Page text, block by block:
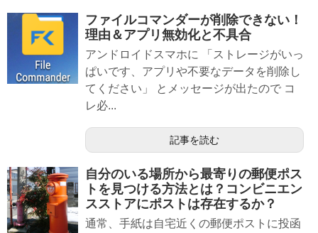
ファイルコマンダーが削除できない！
理由＆アプリ無効化と不具合
アンドロイドスマホに 「ストレージがいっ
ぱいです、アプリや不要なデータを削除し
てください」 とメッセージが出たので コ
レ必...
記事を読む
自分のいる場所から最寄りの郵便ポス
トを見つける方法とは？コンビニエン
スストアにポストは存在するか？
通常、手紙は自宅近くの郵便ポストに投函